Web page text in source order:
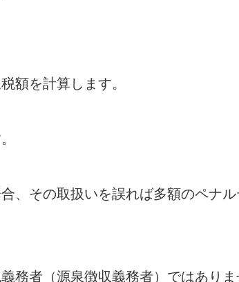
額を計算します。
、その取扱いを誤れば多額のペナル
務者（源泉徴収義務者）ではありま